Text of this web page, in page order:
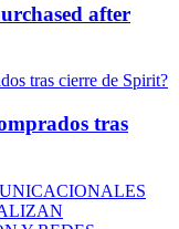
after
tras